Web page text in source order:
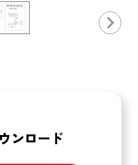
ンロード